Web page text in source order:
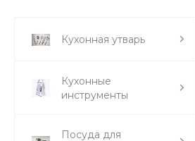
Кухонная утварь
Кухонные
инструменты
Посуда для